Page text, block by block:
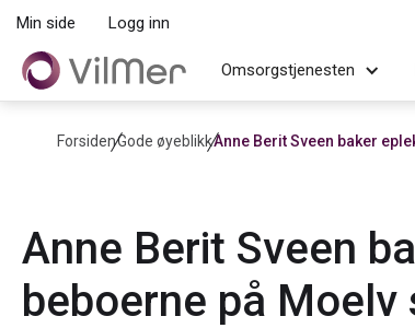
Min side Logg inn
Omsorgstjenesten
ForsidenGode øyeblikkAnne Berit Sveen baker
Anne Berit Sveen
beboerne på Moelv